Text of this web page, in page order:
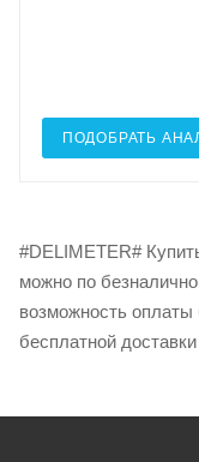
ПОДОБРАТЬ
#DELIMETER#
можно по
возможность оплаты
бесплатной